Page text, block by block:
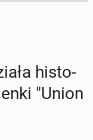
hi­sto­
"Union